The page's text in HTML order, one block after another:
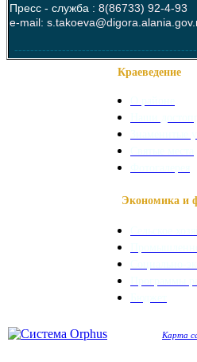
Пресс - служба : 8(86733) 92-4-93
e-mail:
Краеведение
Экономика и
Карта